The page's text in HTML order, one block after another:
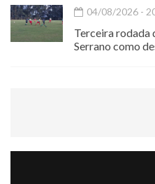
04/08/2026 -
Terceira rodada
Serrano como